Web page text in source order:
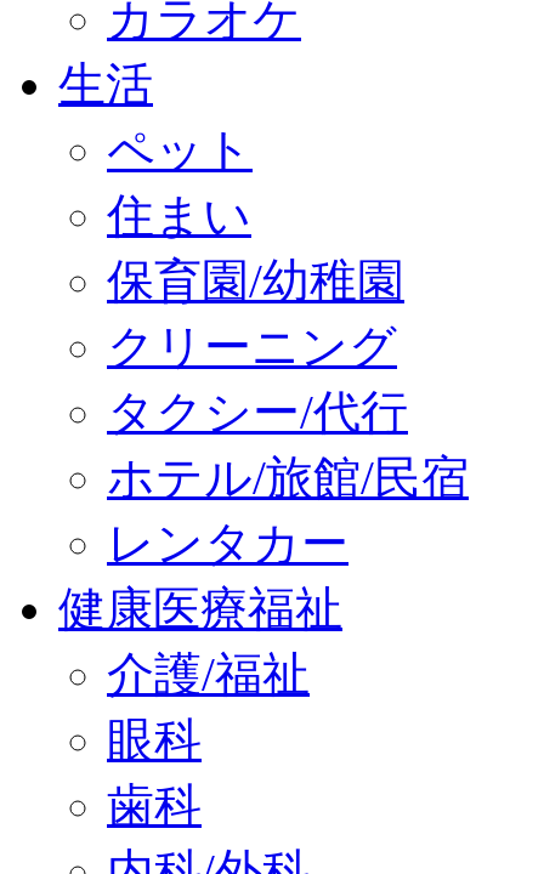
カラオケ
生活
ペット
住まい
保育園/幼稚園
クリーニング
タクシー/代行
ホテル/旅館/民宿
レンタカー
健康医療福祉
介護/福祉
眼科
歯科